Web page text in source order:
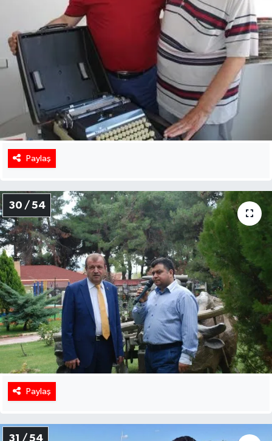
Paylaş
30 / 54
Paylaş
31 / 54